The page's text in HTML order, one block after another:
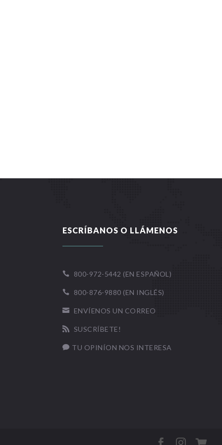
ESCRÍBANOS O LLÁMENOS
 800-972-5442 (EN ESPAÑOL)
 800-876-9880 (EN INGLÉS)
 ENVÍENOS UN CORREO
 SUSCRÍBETE!
 TU OPINÍON NOS INTERESA

